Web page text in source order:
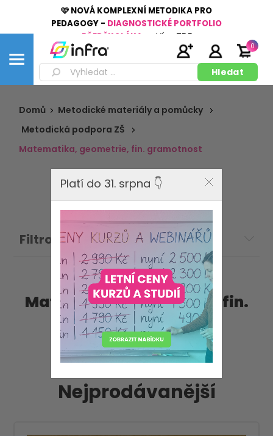
🩷 NOVÁ KOMPLEXNÍ METODIKA PRO
PEDAGOGY - DIAGNOSTICKÉ PORTFOLIO
PŘEDŠKOLÁKA
Více ZDE
0
Domů
Metodické materiály a pomůcky
Metodická podpora ZŠ
Matematika, geometrie, fin. gramotnost
Filtrovat:
Matematika, geometrie, fin.
gramotnost
Nejprodávanější
Platí do 31. srpna 👇